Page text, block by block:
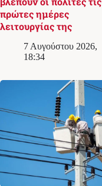
πρώτες ημέρες
λειτουργίας της
7 Αυγούστου 2026,
18:34